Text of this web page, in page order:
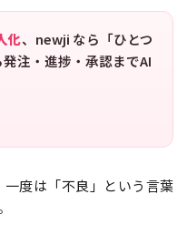
化、newji なら「ひとつ
注・進捗・承認までAI
度は「不良」という言葉